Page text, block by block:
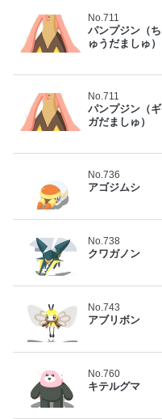
No.711
パンプジン（ち
ゅうだましゅ）
No.711
パンプジン（ギ
ガだましゅ）
No.736
アゴジムシ
No.738
クワガノン
No.743
アブリボン
No.760
キテルグマ